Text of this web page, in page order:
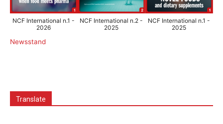
NCF International n.1 -
2026
NCF International n.2 -
2025
NCF International n.1 -
2025
Newsstand
Translate